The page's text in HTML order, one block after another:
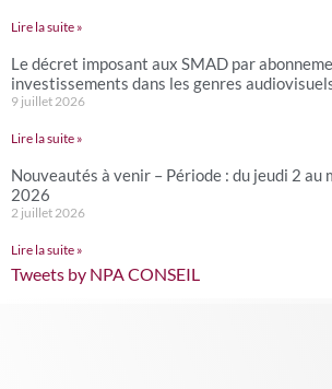
Lire la suite »
Le décret imposant aux SMAD par
investissements dans les genres
9 juillet 2026
Lire la suite »
Nouveautés à venir – Période : du jeudi 2
2026
2 juillet 2026
Lire la suite »
Tweets by NPA CONSEIL